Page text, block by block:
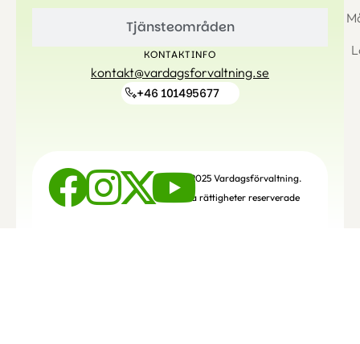
Tjänsteområden
KONTAKTINFO
kontakt@vardagsforvaltning.se
+46 101495677
© 2025 Vardagsförvaltning.
Alla rättigheter reserverade